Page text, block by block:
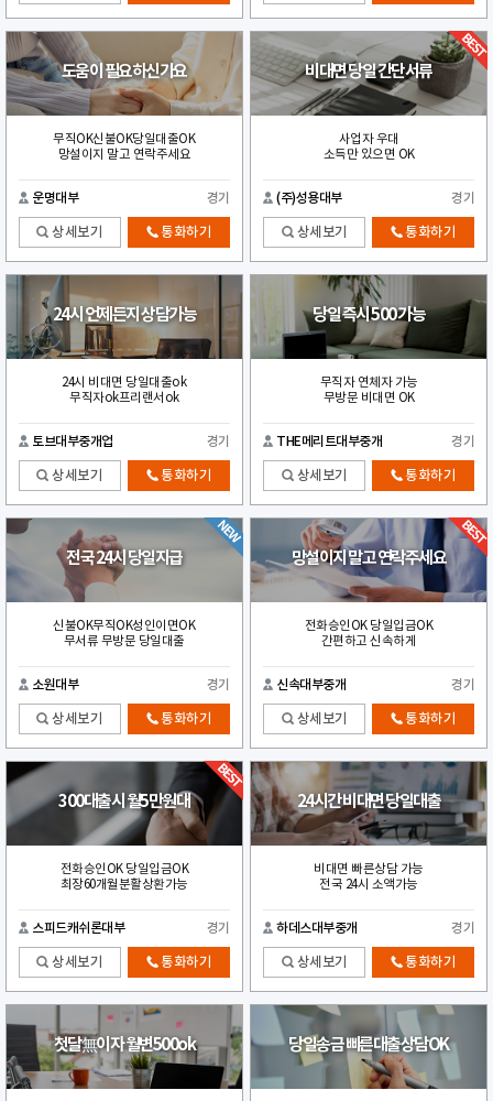
도움이 필요하신가요
무직OK신불OK당일대출OK
망설이지 말고 연락주세요
운명대부 경기
상세보기 통화하기
비대면 당일 간단서류
사업자 우대
소득만 있으면 OK
(주)성용대부 경기
상세보기 통화하기
24시 언제든지 상담가능
24시 비대면 당일대출ok
무직자ok프리랜서ok
토브대부중개업 경기
상세보기 통화하기
당일 즉시 500 가능
무직자 연체자 가능
무방문 비대면 OK
THE메리트대부중개 경기
상세보기 통화하기
전국 24시 당일지급
신불OK무직OK성인이면OK
무서류 무방문 당일대출
소원대부 경기
상세보기 통화하기
망설이지 말고 연락주세요
전화승인OK 당일입금OK
간편하고 신속하게
신속대부중개 경기
상세보기 통화하기
300대출시 월5만원대
전화승인OK 당일입금OK
최장60개월분활상환가능
스피드캐쉬론대부 경기
상세보기 통화하기
24시간 비대면 당일대출
비대면 빠른상담 가능
전국 24시 소액가능
하데스대부중개 경기
상세보기 통화하기
첫달無이자 월변500ok 당일송금 빠른대출상담OK